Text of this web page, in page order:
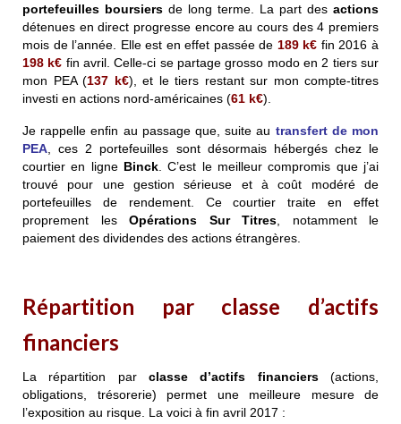
portefeuilles boursiers de long terme. La part des actions
détenues en direct progresse encore au cours des 4 premiers
mois de l’année. Elle est en effet passée de 189 k€ fin 2016 à
198 k€ fin avril. Celle-ci se partage grosso modo en 2 tiers sur
mon PEA (137 k€), et le tiers restant sur mon compte-titres
investi en actions nord-américaines (61 k€).
Je rappelle enfin au passage que, suite au transfert de mon
PEA , ces 2 portefeuilles sont désormais hébergés chez le
courtier en ligne Binck . C’est le meilleur compromis que j’ai
trouvé pour une gestion sérieuse et à coût modéré de
portefeuilles de rendement. Ce courtier traite en effet
proprement les Opérations Sur Titres , notamment le
paiement des dividendes des actions étrangères.
Répartition par classe d’actifs
financiers
La répartition par classe d’actifs financiers(actions,
obligations, trésorerie) permet une meilleure mesure de
l’exposition au risque. La voici à fin avril 2017 :